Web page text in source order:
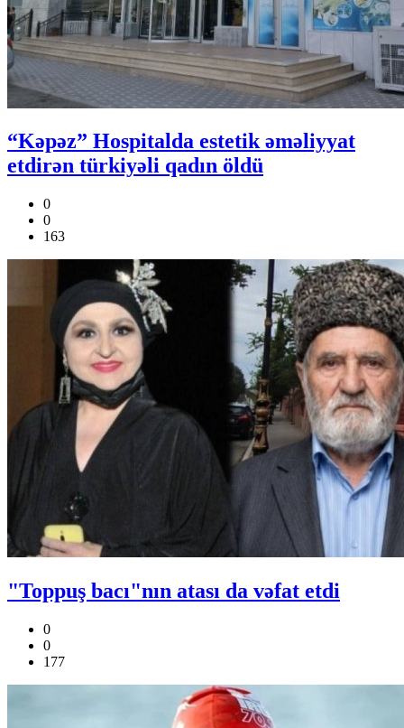
“Kəpəz” Hospitalda estetik əməliyyat
etdirən türkiyəli qadın öldü
0
0
163
"Toppuş bacı"nın atası da vəfat etdi
0
0
177